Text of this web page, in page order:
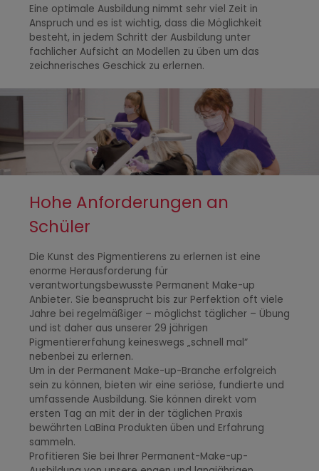
Eine optimale Ausbildung nimmt sehr viel Zeit in
Anspruch und es ist wichtig, dass die Möglichkeit
besteht, in jedem Schritt der Ausbildung unter
fachlicher Aufsicht an Modellen zu üben um das
zeichnerisches Geschick zu erlernen.
Hohe Anforderungen an
Schüler
Die Kunst des Pigmentierens zu erlernen ist eine
enorme Herausforderung für
verantwortungsbewusste Permanent Make-up
Anbieter. Sie beansprucht bis zur Perfektion oft viele
Jahre bei regelmäßiger – möglichst täglicher – Übung
und ist daher aus unserer 29 jährigen
Pigmentiererfahung keineswegs „schnell mal“
nebenbei zu erlernen.
Um in der Permanent Make-up-Branche erfolgreich
sein zu können, bieten wir eine seriöse, fundierte und
umfassende Ausbildung. Sie können direkt vom
ersten Tag an mit der in der täglichen Praxis
bewährten LaBina Produkten üben und Erfahrung
sammeln.
Profitieren Sie bei Ihrer Permanent-Make-up-